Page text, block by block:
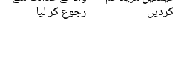
کردیں رجوع کر لیا